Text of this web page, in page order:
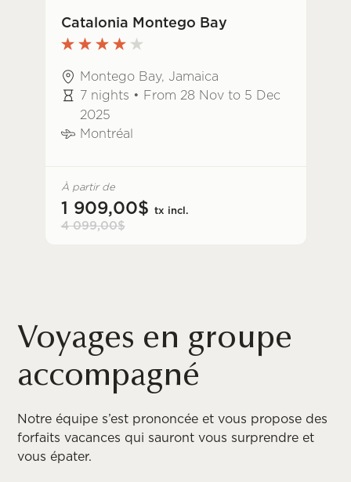
Catalonia Montego Bay
Montego Bay, Jamaica
7 nights • From 28 Nov to 5 Dec
2025
Montréal
À partir de
1 909,00$ tx incl.
4 099,00$
Voyages en groupe
accompagné
Notre équipe s’est prononcée et vous propose des
forfaits vacances qui sauront vous surprendre et
vous épater.